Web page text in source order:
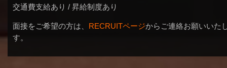
交通費支給あり / 昇給制度あり
面接をご希望の方は、 RECRUITページからご連絡お願いいた
す。